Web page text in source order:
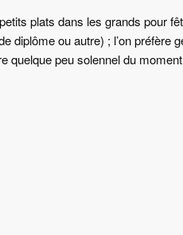
plats dans les grands pour
diplôme ou autre) ; l’on préfère
quelque peu solennel du